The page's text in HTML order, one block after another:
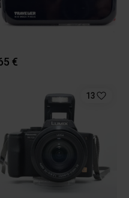
€
13